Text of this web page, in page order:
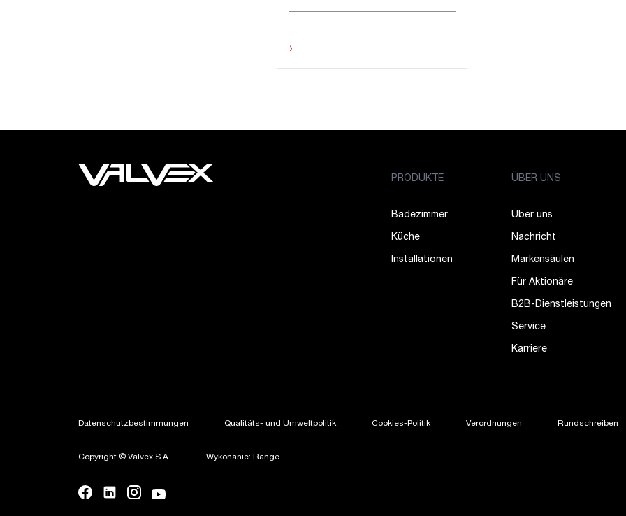
›
PRODUKTE
Badezimmer
Küche
Installationen
ÜBER UNS
Über uns
Nachricht
Markensäulen
Für Aktionäre
B2B-Dienstleistungen
Service
Karriere
Datenschutzbestimmungen Qualitäts- und Umweltpolitik Cookies-Politik Verordnungen Rundschreiben
Copyright © Valvex S.A. Wykonanie: Range